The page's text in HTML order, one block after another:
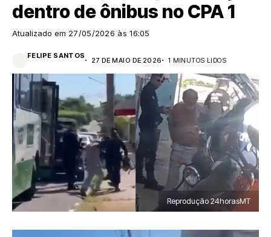
dentro de ônibus no CPA 1
Atualizado em 27/05/2026 às 16:05
FELIPE SANTOS
27 DE MAIO DE 2026 1 MINUTOS LIDOS
Reprodução 24horasMT